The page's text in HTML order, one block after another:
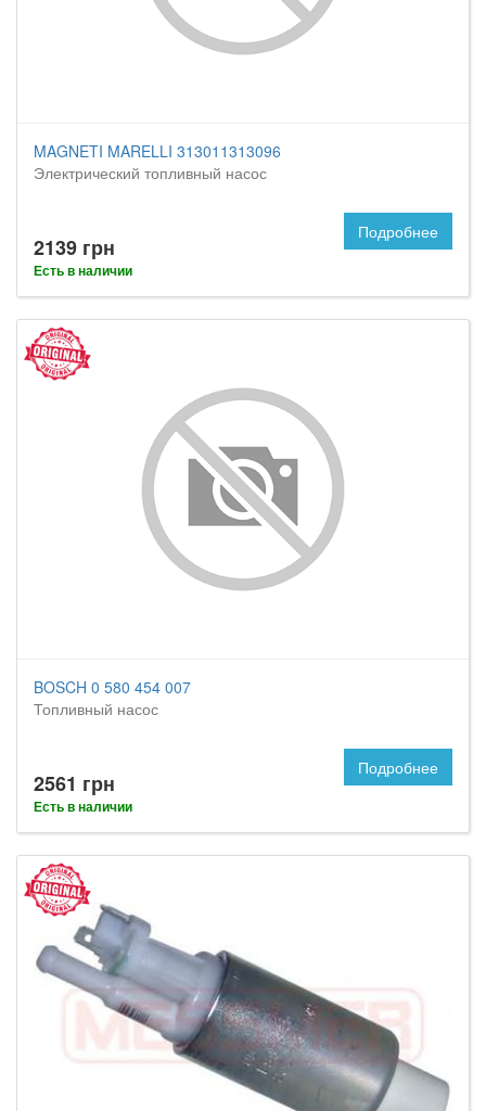
MAGNETI MARELLI 313011313096
Электрический топливный насос
2139 грн
Есть в наличии
Подробнее
BOSCH 0 580 454 007
Топливный насос
2561 грн
Есть в наличии
Подробнее